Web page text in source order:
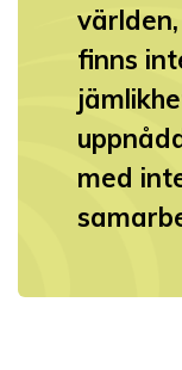
finns
med